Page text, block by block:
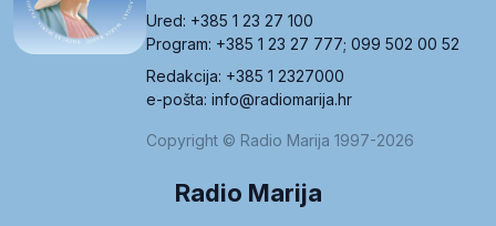
Ured: +385 1 23 27 100
Program: +385 1 23 27 777; 099 502 00 52
Redakcija: +385 1 2327000
e-pošta: info@radiomarija.hr
Copyright © Radio Marija 1997-2026
Radio Marija